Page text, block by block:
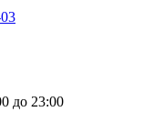
до 23:00